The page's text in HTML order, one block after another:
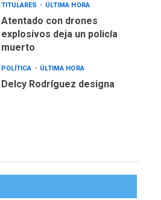
TITULARES
ÚLTIMA HORA
Atentado con drones
explosivos deja un policía
muerto
POLÍTICA ÚLTIMA HORA
Delcy Rodríguez designa
Argentina para despedir a